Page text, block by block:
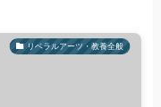
リベラルアーツ・教養全般